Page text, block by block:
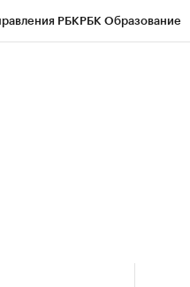
РБКРБК Образование